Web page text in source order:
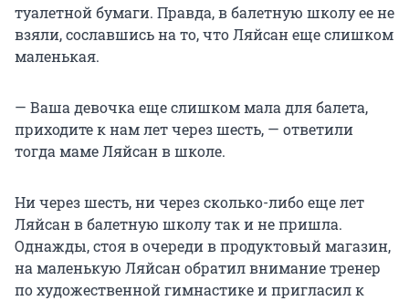
туалетной бумаги. Правда, в балетную школу ее не
взяли, сославшись на то, что Ляйсан еще слишком
маленькая.
— Ваша девочка еще слишком мала для балета,
приходите к нам лет через шесть, — ответили
тогда маме Ляйсан в школе.
Ни через шесть, ни через сколько-либо еще лет
Ляйсан в балетную школу так и не пришла.
Однажды, стоя в очереди в продуктовый магазин,
на маленькую Ляйсан обратил внимание тренер
по художественной гимнастике и пригласил к